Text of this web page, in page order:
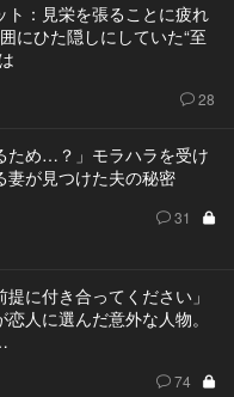
ト：見栄を張ることに疲れ
にひた隠しにしていた“至
28
ため…？」モラハラを受け
妻が見つけた夫の秘密
31
提に付き合ってください」
人に選んだ意外な人物。
74